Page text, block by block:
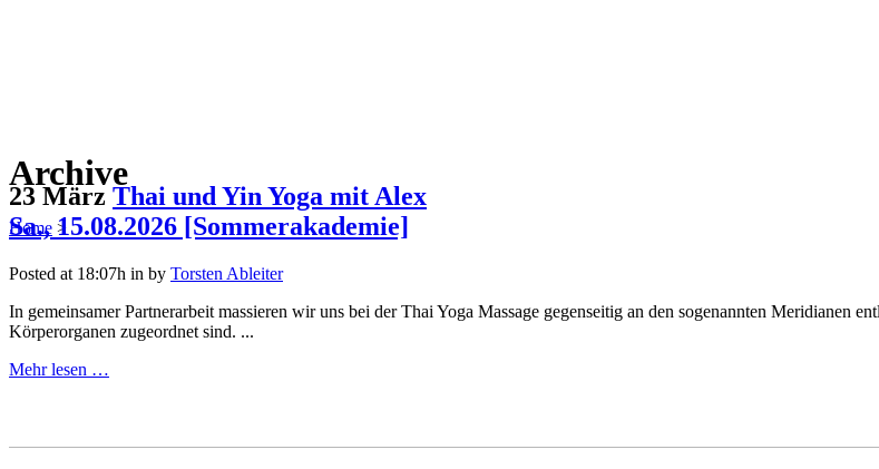
Archive
Home >
23 März Thai und Yin Yoga mit Alex
Sa., 15.08.2026 [Sommerakademie]
Posted at 18:07h in by Torsten Ableiter
In gemeinsamer Partnerarbeit massieren wir uns bei der Thai Yoga Massage gegenseitig an den sogenannten Meridianen
Körperorganen zugeordnet sind. ...
Mehr lesen …